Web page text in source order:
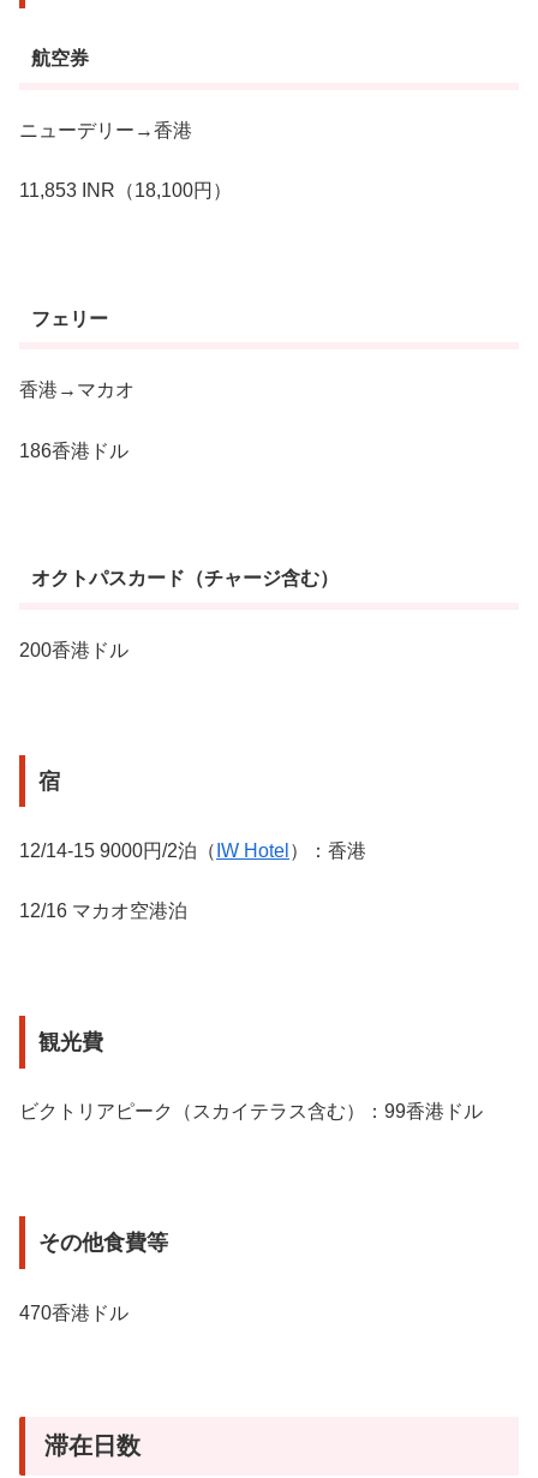
航空券
ニューデリー→香港
11,853 INR（18,100円）
フェリー
香港→マカオ
186香港ドル
オクトパスカード（チャージ含む）
200香港ドル
宿
12/14-15 9000円/2泊（ IW Hotel ）：香港
12/16 マカオ空港泊
観光費
ビクトリアピーク（スカイテラス含む）：99香港ドル
その他食費等
470香港ドル
滞在日数